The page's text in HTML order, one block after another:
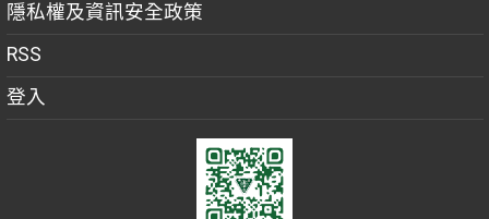
隱私權及資訊安全政策
RSS
登入